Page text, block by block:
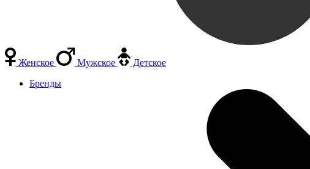
Женское Мужское
Детское
Бренды